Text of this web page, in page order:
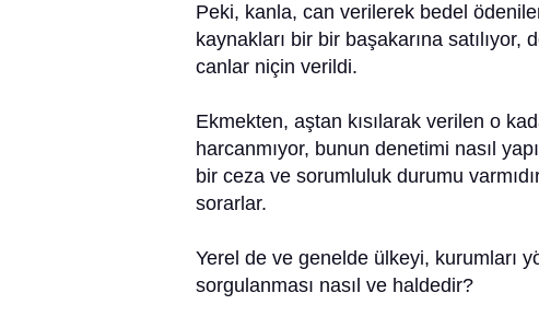
Peki, kanla, can verilerek bedel
kaynakları bir bir başakarına
canlar niçin verildi.
Ekmekten, aştan kısılarak verilen o
harcanmıyor, bunun denetimi nasıl
bir ceza ve sorumluluk durumu
sorarlar.
Yerel de ve genelde ülkeyi, kurumları
sorgulanması nasıl ve haldedir?